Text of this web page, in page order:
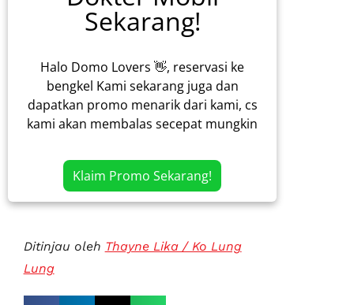
Sekarang!
Halo Domo Lovers 👋, reservasi ke
bengkel Kami sekarang juga dan
dapatkan promo menarik dari kami, cs
kami akan membalas secepat mungkin
Klaim Promo Sekarang!
Ditinjau oleh Thayne Lika / Ko Lung
Lung